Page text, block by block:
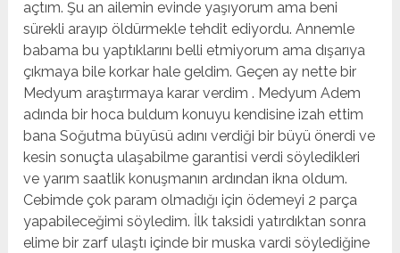
açtım. Şu an ailemin evinde yaşıyorum ama beni
sürekli arayıp öldürmekle tehdit ediyordu. Annemle
babama bu yaptıklarını belli etmiyorum ama dışarıya
çıkmaya bile korkar hale geldim. Geçen ay nette bir
Medyum araştırmaya karar verdim . Medyum Adem
adında bir hoca buldum konuyu kendisine izah ettim
bana Soğutma büyüsü adını verdiği bir büyü önerdi ve
kesin sonuçta ulaşabilme garantisi verdi söyledikleri
ve yarım saatlik konuşmanın ardından ikna oldum.
Cebimde çok param olmadığı için ödemeyi 2 parça
yapabileceğimi söyledim. İlk taksidi yatırdıktan sonra
elime bir zarf ulaştı içinde bir muska vardi söylediğine